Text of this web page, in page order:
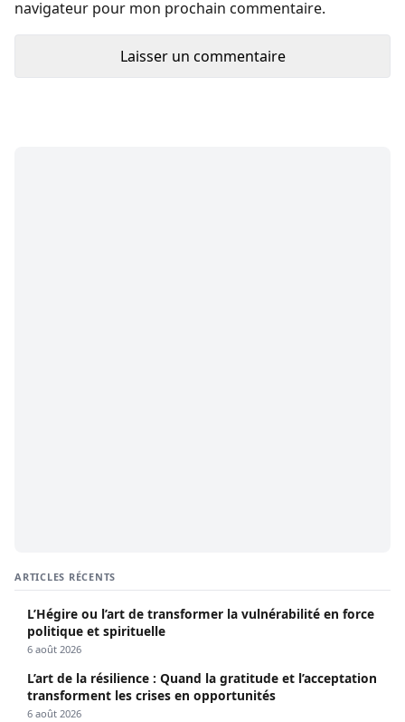
navigateur pour mon prochain commentaire.
ARTICLES RÉCENTS
L’Hégire ou l’art de transformer la vulnérabilité en force
politique et spirituelle
6 août 2026
L’art de la résilience : Quand la gratitude et l’acceptation
transforment les crises en opportunités
6 août 2026